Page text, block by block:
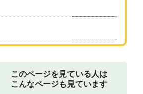
このページを見ている人は
こんなページも見ています